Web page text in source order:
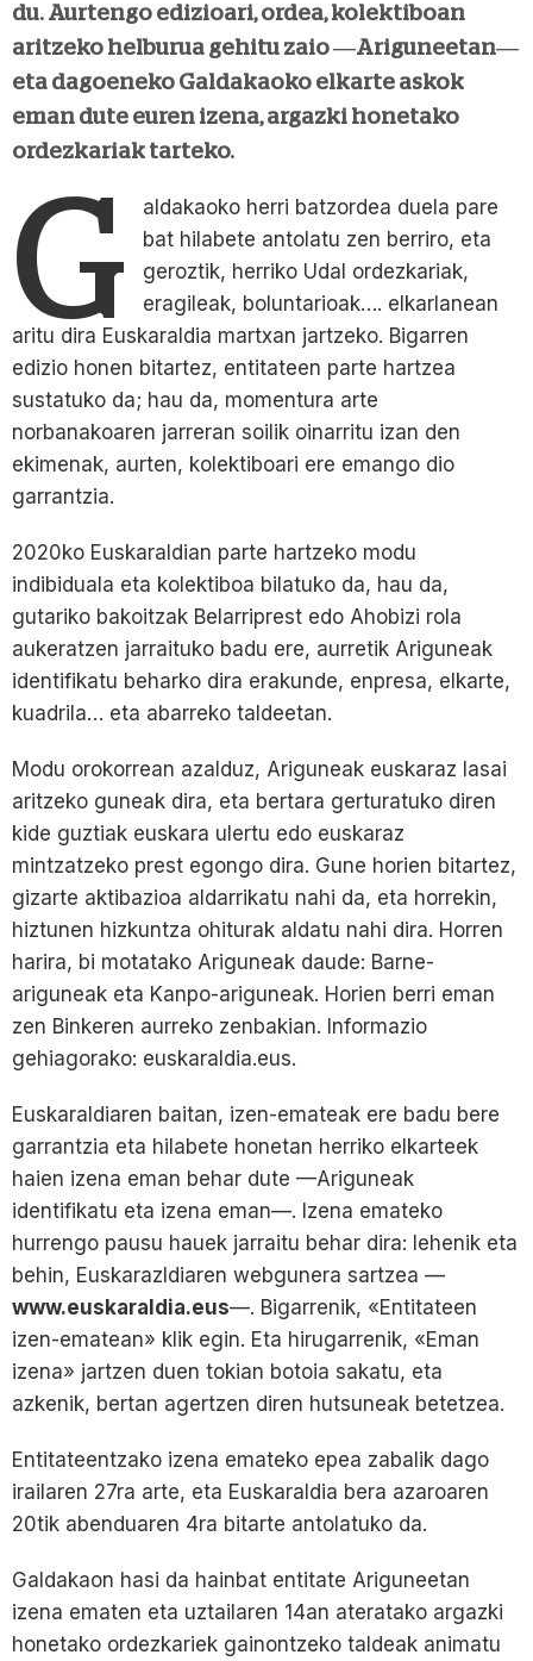
du. Aurtengo edizioari, ordea, kolektiboan
aritzeko helburua gehitu zaio —Ariguneetan—
eta dagoeneko Galdakaoko elkarte askok
eman dute euren izena, argazki honetako
ordezkariak tarteko.
G
aldakaoko herri batzordea duela pare
bat hilabete antolatu zen berriro, eta
geroztik, herriko Udal ordezkariak,
eragileak, boluntarioak…. elkarlanean
aritu dira Euskaraldia martxan jartzeko. Bigarren
edizio honen bitartez, entitateen parte hartzea
sustatuko da; hau da, momentura arte
norbanakoaren jarreran soilik oinarritu izan den
ekimenak, aurten, kolektiboari ere emango dio
garrantzia.
2020ko Euskaraldian parte hartzeko modu
indibiduala eta kolektiboa bilatuko da, hau da,
gutariko bakoitzak Belarriprest edo Ahobizi rola
aukeratzen jarraituko badu ere, aurretik Ariguneak
identifikatu beharko dira erakunde, enpresa, elkarte,
kuadrila… eta abarreko taldeetan.
Modu orokorrean azalduz, Ariguneak euskaraz lasai
aritzeko guneak dira, eta bertara gerturatuko diren
kide guztiak euskara ulertu edo euskaraz
mintzatzeko prest egongo dira. Gune horien bitartez,
gizarte aktibazioa aldarrikatu nahi da, eta horrekin,
hiztunen hizkuntza ohiturak aldatu nahi dira. Horren
harira, bi motatako Ariguneak daude: Barne-
ariguneak eta Kanpo-ariguneak. Horien berri eman
zen Binkeren aurreko zenbakian. Informazio
gehiagorako: euskaraldia.eus.
Euskaraldiaren baitan, izen-emateak ere badu bere
garrantzia eta hilabete honetan herriko elkarteek
haien izena eman behar dute —Ariguneak
identifikatu eta izena eman—. Izena emateko
hurrengo pausu hauek jarraitu behar dira: lehenik eta
behin, Euskarazldiaren webgunera sartzea —
www.euskaraldia.eus—. Bigarrenik, «Entitateen
izen-ematean» klik egin. Eta hirugarrenik, «Eman
izena» jartzen duen tokian botoia sakatu, eta
azkenik, bertan agertzen diren hutsuneak betetzea.
Entitateentzako izena emateko epea zabalik dago
irailaren 27ra arte, eta Euskaraldia bera azaroaren
20tik abenduaren 4ra bitarte antolatuko da.
Galdakaon hasi da hainbat entitate Ariguneetan
izena ematen eta uztailaren 14an ateratako argazki
honetako ordezkariek gainontzeko taldeak animatu